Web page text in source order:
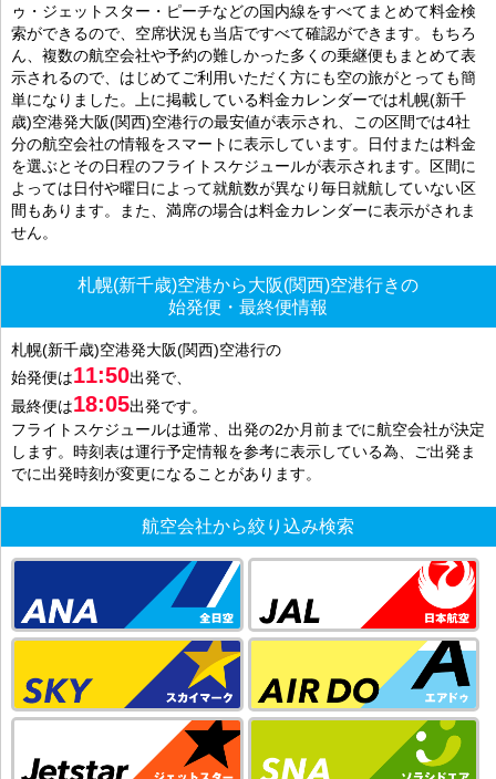
ゥ・ジェットスター・ピーチなどの国内線をすべてまとめて料金検
索ができるので、空席状況も当店ですべて確認ができます。もちろ
ん、複数の航空会社や予約の難しかった多くの乗継便もまとめて表
示されるので、はじめてご利用いただく方にも空の旅がとっても簡
単になりました。上に掲載している料金カレンダーでは札幌(新千
歳)空港発大阪(関西)空港行の最安値が表示され、この区間では4社
分の航空会社の情報をスマートに表示しています。日付または料金
を選ぶとその日程のフライトスケジュールが表示されます。区間に
よっては日付や曜日によって就航数が異なり毎日就航していない区
間もあります。また、満席の場合は料金カレンダーに表示がされま
せん。
札幌(新千歳)空港から大阪(関西)空港行きの
始発便・最終便情報
札幌(新千歳)空港発大阪(関西)空港行の
始発便は11:50出発で、
最終便は18:05出発です。
フライトスケジュールは通常、出発の2か月前までに航空会社が決定
します。時刻表は運行予定情報を参考に表示している為、ご出発ま
でに出発時刻が変更になることがあります。
航空会社から絞り込み検索